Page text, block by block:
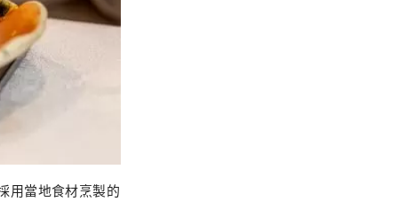
用當地食材烹製的